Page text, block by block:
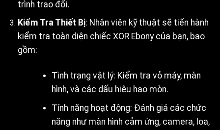
trình trao đổi.
Kiểm Tra Thiết Bị: Nhân viên kỹ thuật sẽ tiến hành
kiểm tra toàn diện chiếc XOR Ebony của bạn, bao
gồm:
Tình trạng vật lý: Kiểm tra vỏ máy, màn
hình, và các dấu hiệu hao mòn.
Tính năng hoạt động: Đánh giá các chức
năng như màn hình cảm ứng, camera, loa,